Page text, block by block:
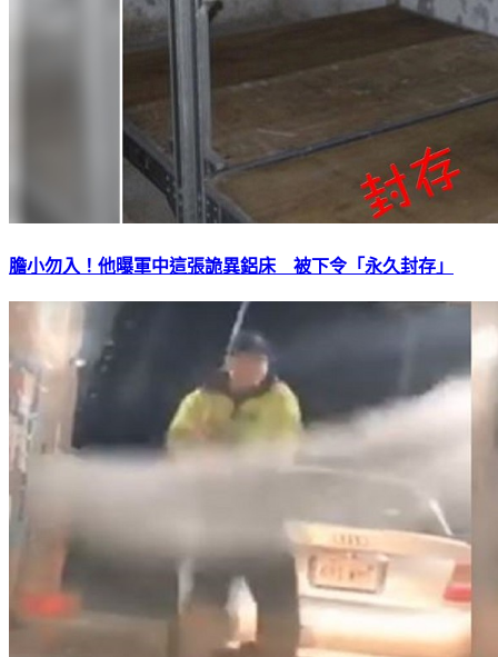
膽小勿入！他曝軍中這張詭異鋁床 被下令「永久封存」